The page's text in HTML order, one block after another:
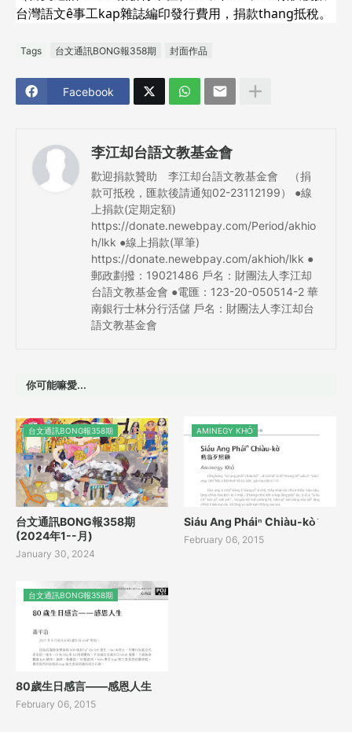
台灣語文ê事工kap雜誌編印發行費用，捐款thang抵稅。
Tags 台文通訊BONG報358期 封面作品
Facebook
李江却台語文教基金會
歡迎捐款贊助 李江却台語文教基金會 （捐
款可抵稅，匯款後請通知02-23112199） ●線
上捐款(定期定額)
https://donate.newebpay.com/Period/akhio
h/lkk ●線上捐款(單筆)
https://donate.newebpay.com/akhioh/lkk ●
郵政劃撥：19021486 戶名：財團法人李江却
台語文教基金會 ●電匯：123-20-050514-2 華
南銀行士林分行活儲 戶名：財團法人李江却台
語文教基金會
你可能嘛愛...
台文通訊BONG報358期
台文通訊BONG報358期
(2024年1--月)
January 30, 2024
AMINEGY KHÓ͘
Siáu Ang Pháiⁿ Chiàu-kò͘
February 06, 2015
台文通訊BONG報358期
80歲生日感言——感恩人生
February 06, 2015